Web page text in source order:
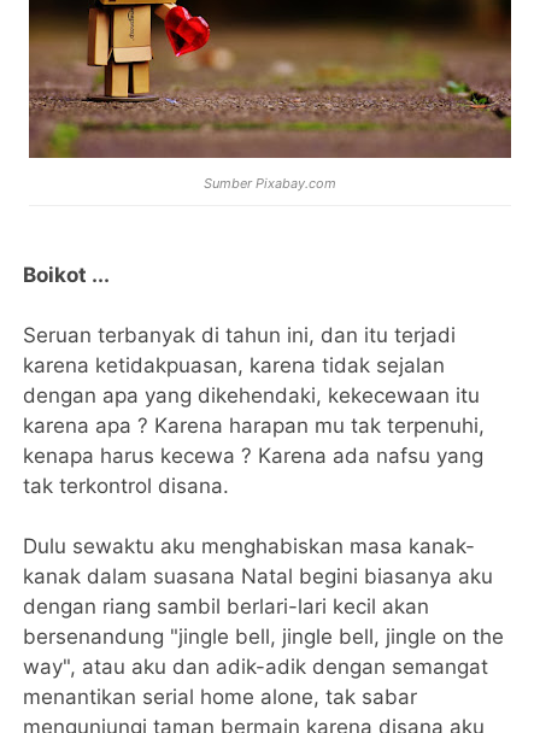
Sumber Pixabay.com
Boikot ...
Seruan terbanyak di tahun ini, dan itu terjadi
karena ketidakpuasan, karena tidak sejalan
dengan apa yang dikehendaki, kekecewaan itu
karena apa ? Karena harapan mu tak terpenuhi,
kenapa harus kecewa ? Karena ada nafsu yang
tak terkontrol disana.
Dulu sewaktu aku menghabiskan masa kanak-
kanak dalam suasana Natal begini biasanya aku
dengan riang sambil berlari-lari kecil akan
bersenandung "jingle bell, jingle bell, jingle on the
way", atau aku dan adik-adik dengan semangat
menantikan serial home alone, tak sabar
mengunjungi taman bermain karena disana aku